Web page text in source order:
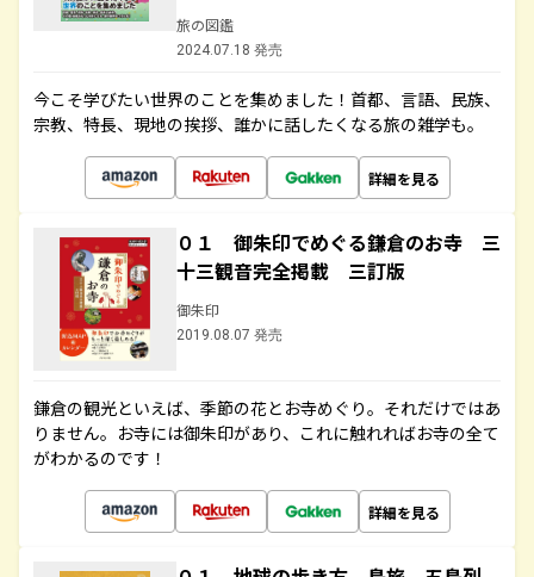
旅の図鑑
2024.07.18 発売
今こそ学びたい世界のことを集めました！首都、言語、民族、
宗教、特長、現地の挨拶、誰かに話したくなる旅の雑学も。
詳細を見る
０１ 御朱印でめぐる鎌倉のお寺 三
十三観音完全掲載 三訂版
御朱印
2019.08.07 発売
鎌倉の観光といえば、季節の花とお寺めぐり。それだけではあ
りません。お寺には御朱印があり、これに触れればお寺の全て
がわかるのです！
詳細を見る